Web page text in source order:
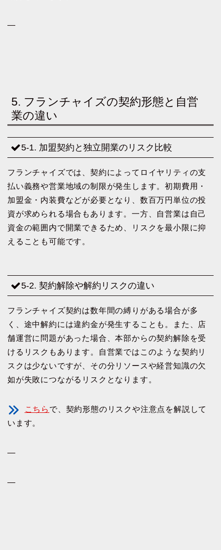
—
5. フランチャイズの契約形態と自営
業の違い
5-1. 加盟契約と独立開業のリスク比較
フランチャイズでは、契約によってロイヤリティの支
払い義務や営業地域の制限が発生します。初期費用・
加盟金・内装費などが必要となり、数百万円単位の投
資が求められる場合もあります。一方、自営業は自己
資金の範囲内で開業できるため、リスクを最小限に抑
えることも可能です。
5-2. 契約解除や解約リスクの違い
フランチャイズ契約は数年間の縛りがある場合が多
く、途中解約には違約金が発生することも。また、店
舗運営に問題があった場合、本部からの契約解除を受
けるリスクもあります。自営業ではこのような契約リ
スクは少ないですが、その分リソースや経営知識の欠
如が失敗につながるリスクとなります。
こちら で、契約形態のリスクや注意点を解説して
います。
—
—